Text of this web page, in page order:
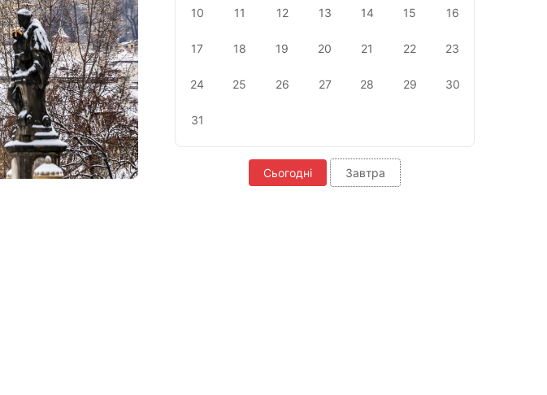
10 11 12 13 14 15 16
17 18 19 20 21 22 23
24 25 26 27 28 29 30
31
Сьогодні Завтра